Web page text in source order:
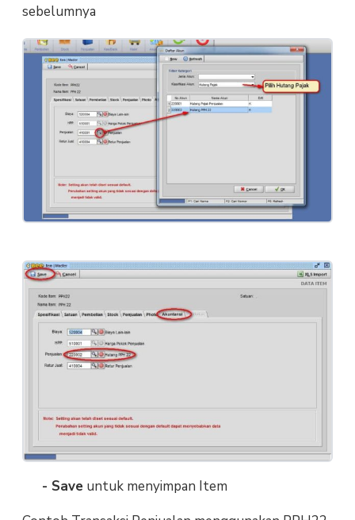
sebelumnya
- Saveuntuk menyimpan Item